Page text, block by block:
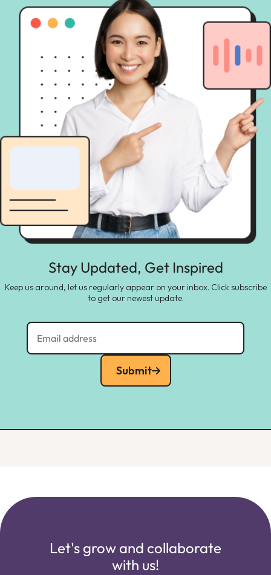
Stay Updated, Get Inspired
Keep us around, let us regularly appear on your inbox. Click subscribe
to get our newest update.
Submit
Let's grow and collaborate
with us!